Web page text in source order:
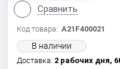
Сравнить
Код товара:A21F400021
В наличии
Доставка: 2 рабочих дня,